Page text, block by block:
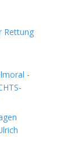
Rettung
-